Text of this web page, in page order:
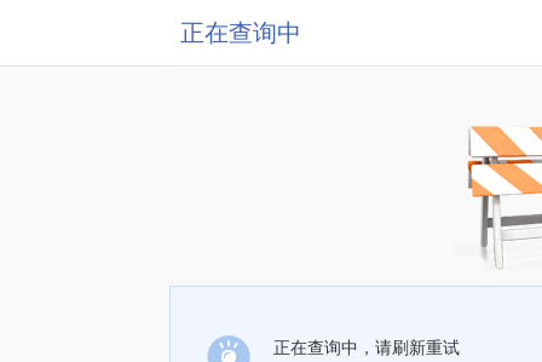
正在查询中
正在查询中，请刷新重试